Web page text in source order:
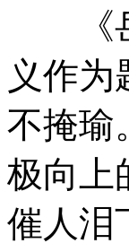
《岳
义作
不掩瑜
极向上
催人泪